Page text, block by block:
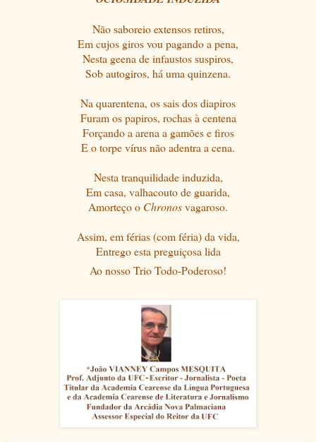
Não saboreio extensos retiros,
Em cujos giros vou pagando a pena,
Nesta geena de infaustos suspiros,
Sob autogiros, há uma quinzena.
Na quarentena, os sais dos diapiros
Furam os papiros, rochas à centena
Forçando a arena a gamões e firos
E o torpe vírus não adentra a cena.
Nesta tranquilidade induzida,
Em casa, valhacouto de guarida,
Amorteço o Chronosvagaroso.
Assim, em férias (com féria) da vida,
Entrego esta preguiçosa lida
Ao nosso Trio Todo-Poderoso!